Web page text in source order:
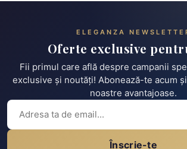
ELEGANZA
Oferte exclusive
Fii primul care află despre campanii
exclusive și noutăți! Abonează-te acum
noastre avantajoase.
Înscrie-te